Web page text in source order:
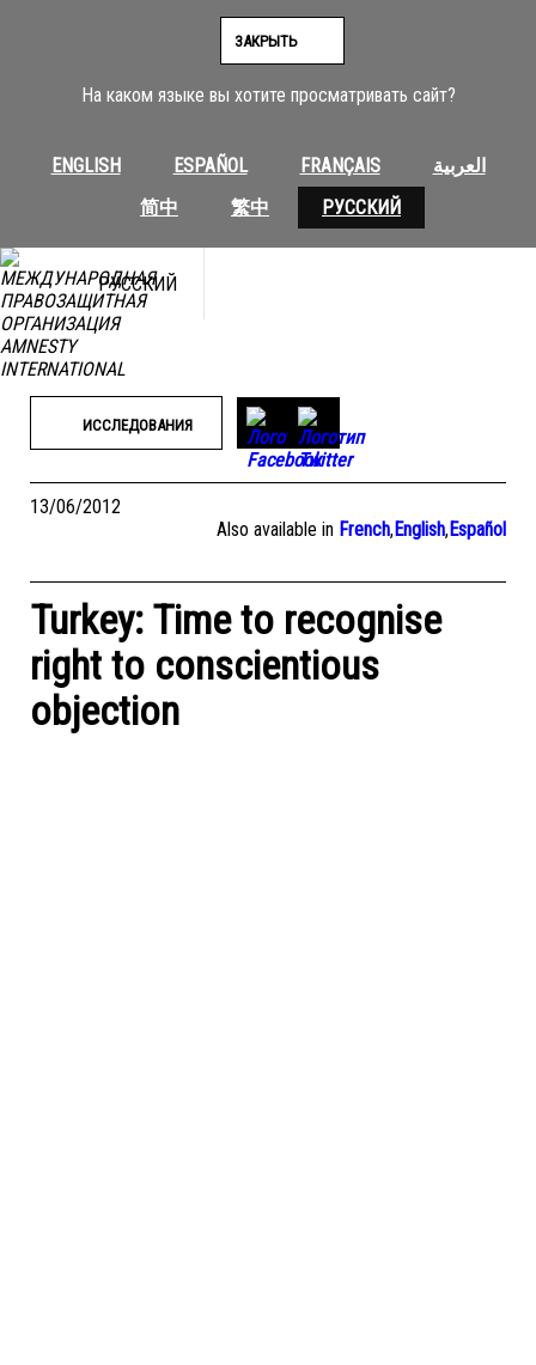
На каком языке вы хотите просматривать сайт?
ENGLISH ESPAÑOL FRANÇAIS
العربية
简中
繁中 РУССКИЙ
ЗАКРЫТЬ
РУССКИЙ
ИССЛЕДОВАНИЯ
13/06/2012
Also available in French,English,Español
Turkey: Time to recognise
right to conscientious
objection